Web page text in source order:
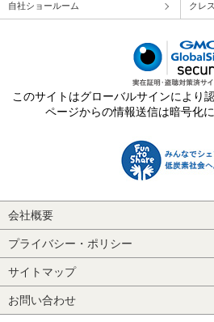
自社ショールーム クレ
このサイトはグローバルサインにより
ページからの情報送信は暗号化
会社概要
プライバシー・ポリシー
サイトマップ
お問い合わせ